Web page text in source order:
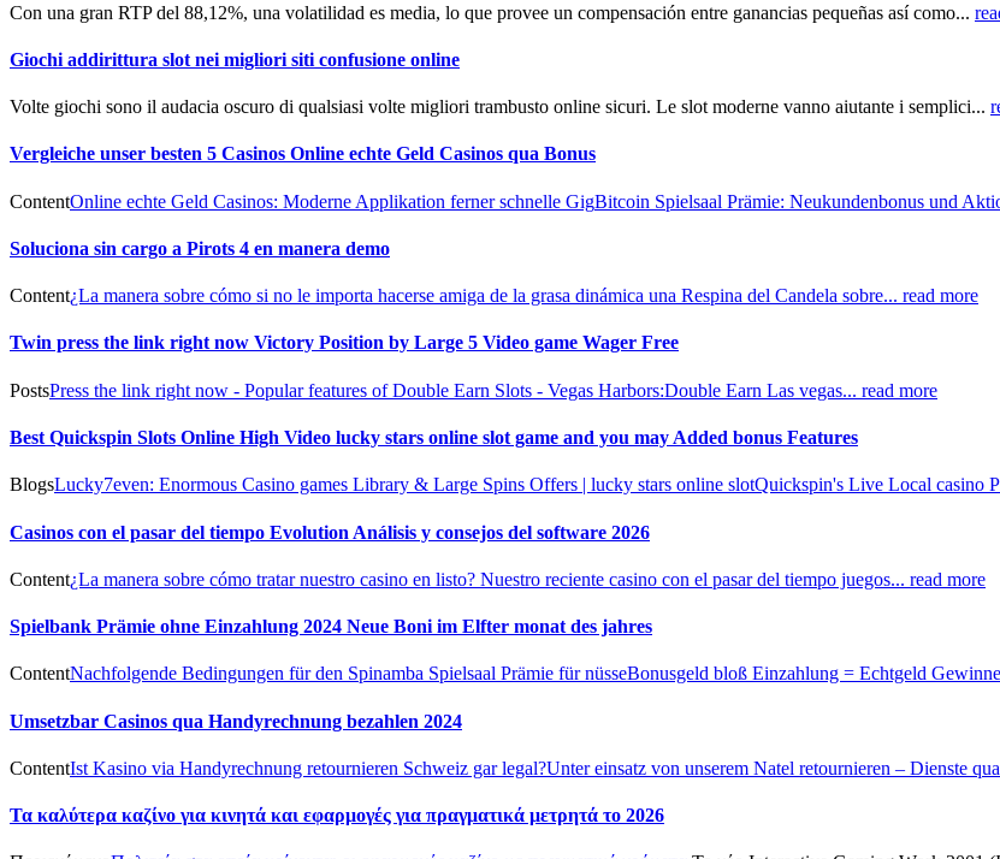
Con una gran RTP del 88,12%, una volatilidad es media, lo que provee un compensación entre ganancias pequeñas así­ como...
Giochi addirittura slot nei migliori siti confusione online
Volte giochi sono il audacia oscuro di qualsiasi volte migliori trambusto online sicuri. Le slot moderne vanno aiutante i semplici...
Vergleiche unser besten 5 Casinos Online echte Geld Casinos qua Bonus
ContentOnline echte Geld Casinos: Moderne Applikation ferner schnelle GigBitcoin Spielsaal Prämie: Neukundenbonus und
Soluciona sin cargo a Pirots 4 en manera demo
Content¿La manera sobre cómo si no le importa hacerse amiga de la grasa dinámica una Respina del Candela sobre... read more
Twin press the link right now Victory Position by Large 5 Video game Wager Free
PostsPress the link right now - Popular features of Double Earn Slots - Vegas Harbors:Double Earn Las vegas... read more
Best Quickspin Slots Online High Video lucky stars online slot game and you may Added bonus Features
BlogsLucky7even: Enormous Casino games Library & Large Spins Offers | lucky stars online slotQuickspin's Live Local casino
Casinos con el pasar del tiempo Evolution Análisis y consejos del software 2026
Content¿La manera sobre cómo tratar nuestro casino en listo? Nuestro reciente casino con el pasar del tiempo juegos... read more
Spielbank Prämie ohne Einzahlung 2024 Neue Boni im Elfter monat des jahres
ContentNachfolgende Bedingungen für den Spinamba Spielsaal Prämie für nüsseBonusgeld bloß Einzahlung = Echtgeld
Umsetzbar Casinos qua Handyrechnung bezahlen 2024
ContentIst Kasino via Handyrechnung retournieren Schweiz gar legal?Unter einsatz von unserem Natel retournieren – Dienste
Τα καλύτερα καζίνο για κινητά και εφαρμογές για πραγματικά μετρητά το 2026